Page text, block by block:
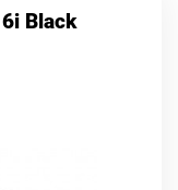
Black